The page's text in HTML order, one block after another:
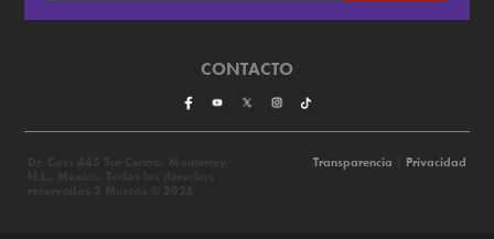
CONTACTO
Transparencia Privacidad